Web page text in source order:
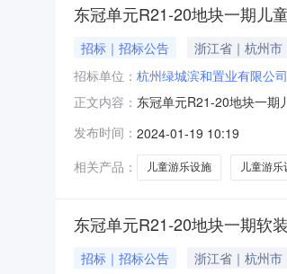
东冠单元R21-20地块一期儿
招标｜招标公告 浙江省｜杭州市
招标单位： 杭州绿城滨和置业有限公司
正文内容： 东冠单元R21-20地块一期
滨江区东冠路晓月和风项
6、投标保证金金额：壹
发布时间： 2024-01-19 10:19
相关产品：
儿童游乐设施 儿童游
东冠单元R21-20地块一期软
招标｜招标公告 浙江省｜杭州市